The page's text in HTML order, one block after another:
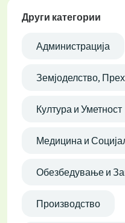
Други категории
Администрација
Земјоделство,
Култура и Уметност
Медицина и
Обезбедување и
Производство